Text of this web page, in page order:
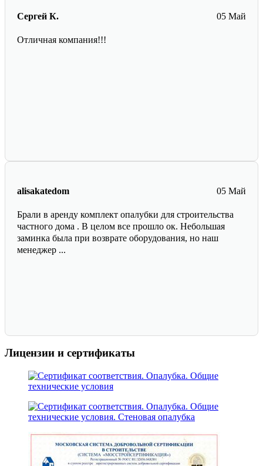
05 Май
Сергей К.
Отличная компания!!!
05 Май
alisakatedom
Брали в аренду комплект опалубки для строительства
частного дома . В целом все прошло ок. Небольшая
заминка была при возврате оборудования, но наш
менеджер ...
Лицензии и сертификаты